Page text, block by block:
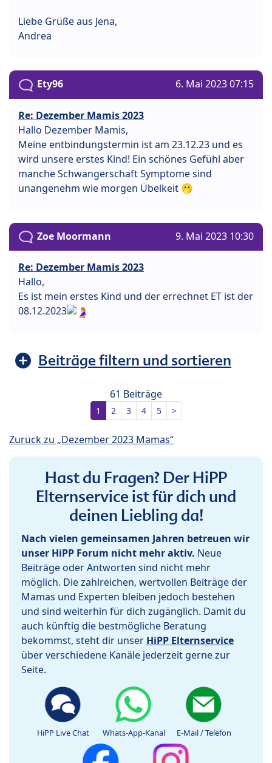
Liebe Grüße aus Jena,
Andrea
Ety96 6. Mai 2023 07:15
Re: Dezember Mamis 2023
Hallo Dezember Mamis,
Meine entbindungstermin ist am 23.12.23 und es
wird unsere erstes Kind! Ein schönes Gefühl aber
manche Schwangerschaft Symptome sind
unangenehm wie morgen Übelkeit 🫢
Zoe Moormann 9. Mai 2023 10:30
Re: Dezember Mamis 2023
Hallo,
Es ist mein erstes Kind und der errechnet ET ist der
08.12.2023
Beiträge filtern und sortieren
61 Beiträge
1 2 3 4 5 >
Zurück zu „Dezember 2023 Mamas“
Hast du Fragen? Der HiPP
Elternservice ist für dich und
deinen Liebling da!
Nach vielen gemeinsamen Jahren betreuen wir
unser HiPP Forum nicht mehr aktiv. Neue
Beiträge oder Antworten sind nicht mehr
möglich. Die zahlreichen, wertvollen Beiträge der
Mamas und Experten bleiben jedoch bestehen
und sind weiterhin für dich zugänglich. Damit du
auch künftig die bestmögliche Beratung
bekommst, steht dir unser HiPP Elternservice
über verschiedene Kanäle jederzeit gerne zur
Seite.
HiPP Live Chat Whats-App-Kanal E-Mail / Telefon